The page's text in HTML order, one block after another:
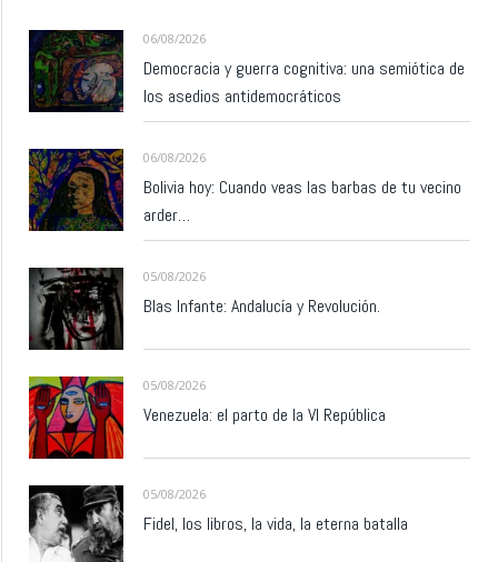
06/08/2026
Democracia y guerra cognitiva: una semiótica de
los asedios antidemocráticos
06/08/2026
Bolivia hoy: Cuando veas las barbas de tu vecino
arder…
05/08/2026
Blas Infante: Andalucía y Revolución.
05/08/2026
Venezuela: el parto de la VI República
05/08/2026
Fidel, los libros, la vida, la eterna batalla